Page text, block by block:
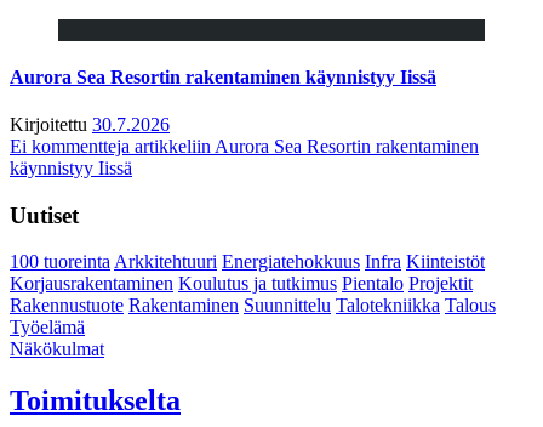
Aurora Sea Resortin rakentaminen käynnistyy Iissä
Kirjoitettu 30.7.2026
Ei kommentteja artikkeliin Aurora Sea Resortin rakentaminen
käynnistyy Iissä
Uutiset
100 tuoreintaArkkitehtuuri Energiatehokkuus Infra Kiinteistöt
Korjausrakentaminen Koulutus ja tutkimus Pientalo Projektit
Rakennustuote Rakentaminen Suunnittelu Talotekniikka Talous
Työelämä
Näkökulmat
Toimitukselta